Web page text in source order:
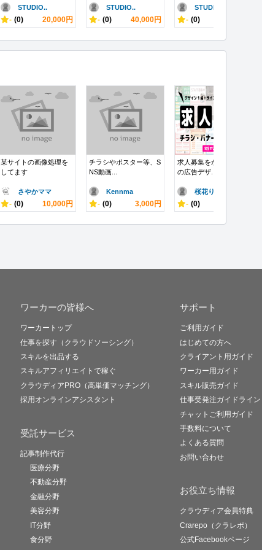
STUDIO..
- (0) 20,000円
STUDIO..
- (0) 40,000円
STUDIO..
- (0)
某サイトの画像処理を
してます
さやかママ
- (0) 10,000円
チラシやポスター等、S
NS動画...
Kennma
- (0) 3,000円
求人募集をかけるため
の広告デザ...
桜花りのん
- (0)
ワーカーの皆様へ
ワーカートップ
仕事を探す（クラウドソーシング）
スキルを出品する
スキルアフィリエイトで稼ぐ
クラウディアPRO（高単価マッチング）
採用オンラインアシスタント
受託サービス
記事制作代行
医療分野
不動産分野
金融分野
美容分野
IT分野
食分野
サポート
ご利用ガイド
はじめての方へ
クライアント用ガイド
ワーカー用ガイド
スキル販売ガイド
仕事受発注ガイドライン
チャットご利用ガイド
手数料について
よくある質問
お問い合わせ
お役立ち情報
クラウディア会員特典
Crarepo（クラレポ）
公式Facebookページ